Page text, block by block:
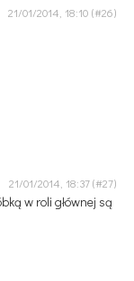
21/01/2014, 18:10
21/01/2014, 18:37
w roli głównej są